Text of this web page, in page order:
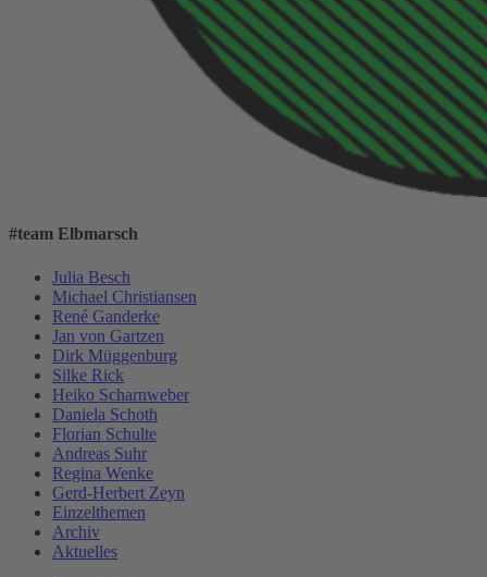
#team Elbmarsch
Julia Besch
Michael Christiansen
René Ganderke
Jan von Gartzen
Dirk Müggenburg
Silke Rick
Heiko Scharnweber
Daniela Schoth
Florian Schulte
Andreas Suhr
Regina Wenke
Gerd-Herbert Zeyn
Einzelthemen
Archiv
Aktuelles